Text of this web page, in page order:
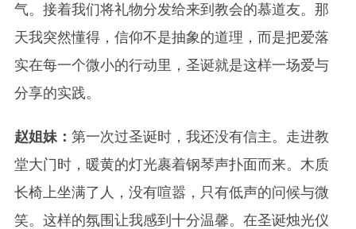
气。接着我们将礼物分发给来到教会的慕道友。那
天我突然懂得，信仰不是抽象的道理，而是把爱落
实在每一个微小的行动里，圣诞就是这样一场爱与
分享的实践。
赵姐妹： 第一次过圣诞时，我还没有信主。走进教
堂大门时，暖黄的灯光裹着钢琴声扑面而来。木质
长椅上坐满了人，没有喧嚣，只有低声的问候与微
笑。这样的氛围让我感到十分温馨。在圣诞烛光仪